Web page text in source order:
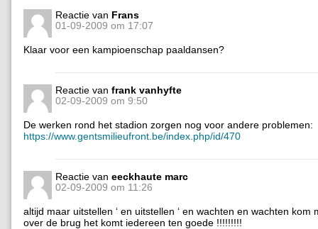
Reactie van Frans
01-09-2009 om 17:07
Klaar voor een kampioenschap paaldansen?
Reactie van frank vanhyfte
02-09-2009 om 9:50
De werken rond het stadion zorgen nog voor andere problemen:
https://www.gentsmilieufront.be/index.php/id/470
Reactie van eeckhaute marc
02-09-2009 om 11:26
altijd maar uitstellen ‘ en uitstellen ‘ en wachten en wachten kom
over de brug het komt iedereen ten goede !!!!!!!!!